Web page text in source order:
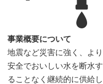
事業概要について
地震など災害に強く、より
安全でおいしい水を断水す
ることなく継続的に供給し